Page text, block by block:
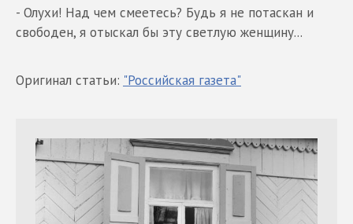
- Олухи! Над чем смеетесь? Будь я не потаскан и
свободен, я отыскал бы эту светлую женщину...
Оригинал статьи: "Российская газета"